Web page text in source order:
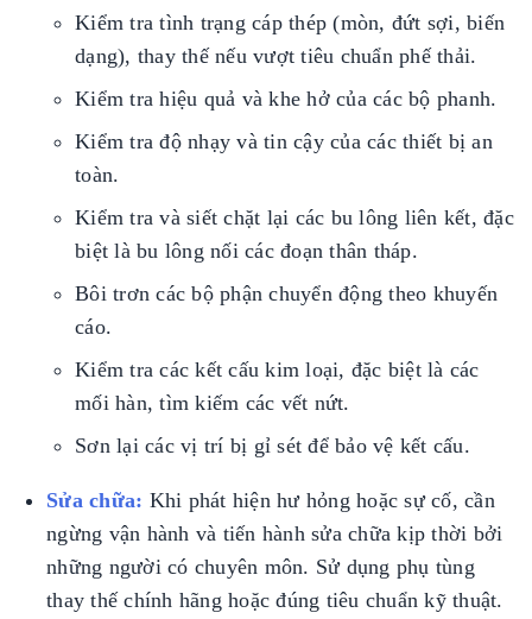
Kiểm tra tình trạng cáp thép (mòn, đứt sợi, biến
dạng), thay thế nếu vượt tiêu chuẩn phế thải.
Kiểm tra hiệu quả và khe hở của các bộ phanh.
Kiểm tra độ nhạy và tin cậy của các thiết bị an
toàn.
Kiểm tra và siết chặt lại các bu lông liên kết, đặc
biệt là bu lông nối các đoạn thân tháp.
Bôi trơn các bộ phận chuyển động theo khuyến
cáo.
Kiểm tra các kết cấu kim loại, đặc biệt là các
mối hàn, tìm kiếm các vết nứt.
Sơn lại các vị trí bị gỉ sét để bảo vệ kết cấu.
Sửa chữa: Khi phát hiện hư hỏng hoặc sự cố, cần
ngừng vận hành và tiến hành sửa chữa kịp thời bởi
những người có chuyên môn. Sử dụng phụ tùng
thay thế chính hãng hoặc đúng tiêu chuẩn kỹ thuật.